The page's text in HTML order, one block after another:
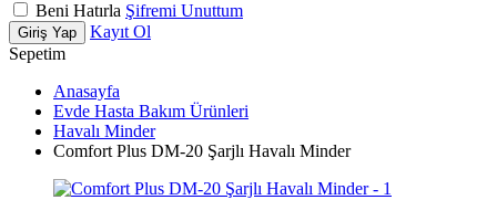
Beni Hatırla Şifremi Unuttum
Giriş Yap
Kayıt Ol
Sepetim
Anasayfa
Evde Hasta Bakım Ürünleri
Havalı Minder
Comfort Plus DM-20 Şarjlı Havalı Minder